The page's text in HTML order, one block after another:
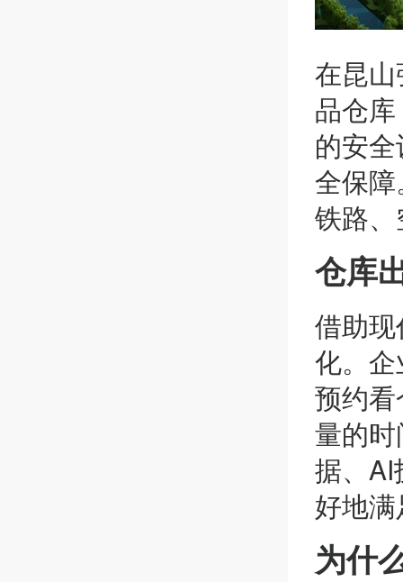
在昆
品仓
的安
全保
铁路
仓库
借助
化。
预约
量的
据、AI
好地
为什